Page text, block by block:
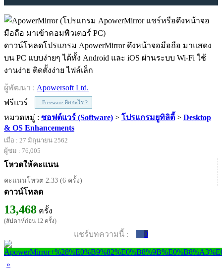
ดาวน์โหลดโปรแกรม ApowerMirror ดึงหน้าจอมือถือ มาแสดง
บน PC แบบง่ายๆ ได้ทั้ง Android และ iOS ผ่านระบบ Wi-Fi ใช้
งานง่าย ติดตั้งง่าย ไฟล์เล็ก
ผู้พัฒนา : Apowersoft Ltd.
ฟรีแวร์
Freeware คืออะไร ?
หมวดหมู่ : ซอฟต์แวร์ (Software) > โปรแกรมยูทิลิตี้ > Desktop
& OS Enhancements
เมื่อ : 27 มิถุนายน 2562
ผู้ชม : 76,005
โหวตให้คะแนน
คะแนนโหวต 2.33 (6 ครั้ง)
ดาวน์โหลด
13,468 ครั้ง
(สัปดาห์ก่อน 12 ครั้ง)
แชร์บทความนี้ : 0
»